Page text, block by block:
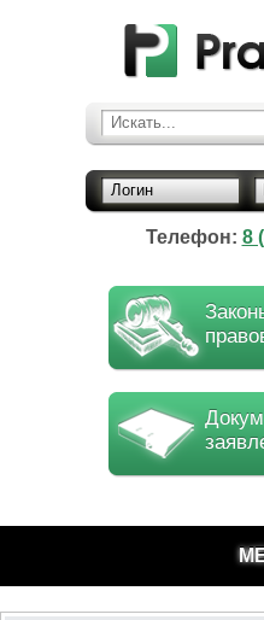
Искать...
Логин
Телефон: 8